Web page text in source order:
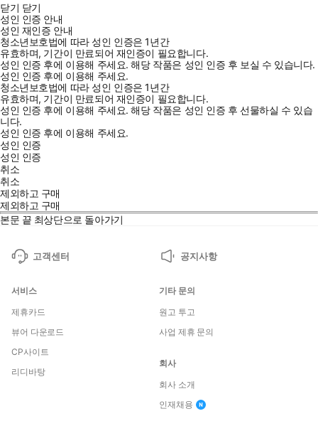
닫기 닫기
성인 인증 안내
성인 재인증 안내
청소년보호법에 따라 성인 인증은 1년간
유효하며, 기간이 만료되어 재인증이 필요합니다.
성인 인증 후에 이용해 주세요.해당 작품은 성인 인증 후 보실 수 있습니다.
성인 인증 후에 이용해 주세요.
청소년보호법에 따라 성인 인증은 1년간
유효하며, 기간이 만료되어 재인증이 필요합니다.
성인 인증 후에 이용해 주세요.해당 작품은 성인 인증 후 선물하실 수 있습
니다.
성인 인증 후에 이용해 주세요.
성인 인증
성인 인증
취소
취소
제외하고 구매
제외하고 구매
본문 끝 최상단으로 돌아가기
고객센터 공지사항
서비스
제휴카드
뷰어 다운로드
CP사이트
리디바탕
기타 문의
원고 투고
사업 제휴 문의
회사
회사 소개
인재채용